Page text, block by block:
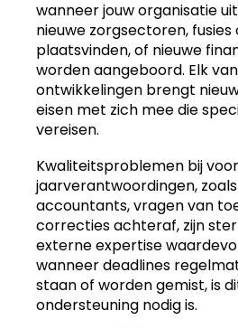
wanneer jouw organisatie
nieuwe zorgsectoren,
plaatsvinden, of nieuwe
worden aangeboord. Elk
ontwikkelingen brengt
eisen met zich mee die
vereisen.
Kwaliteitsproblemen bij
jaarverantwoordingen,
accountants, vragen van
correcties achteraf, zijn
externe expertise
wanneer deadlines
staan of worden gemist, is
ondersteuning nodig is.